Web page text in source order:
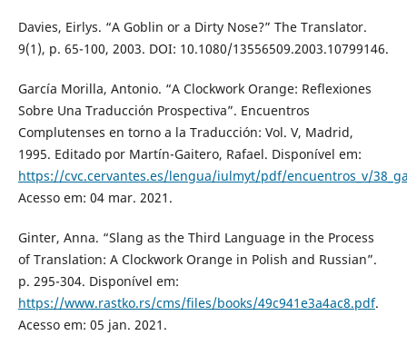
Davies, Eirlys. “A Goblin or a Dirty Nose?” The Translator.
9(1), p. 65-100, 2003. DOI: 10.1080/13556509.2003.10799146.
García Morilla, Antonio. “A Clockwork Orange: Reflexiones
Sobre Una Traducción Prospectiva”. Encuentros
Complutenses en torno a la Traducción: Vol. V, Madrid,
1995. Editado por Martín-Gaitero, Rafael. Disponível em:
https://cvc.cervantes.es/lengua/iulmyt/pdf/encuentros_v/
Acesso em: 04 mar. 2021.
Ginter, Anna. “Slang as the Third Language in the Process
of Translation: A Clockwork Orange in Polish and Russian”.
p. 295-304. Disponível em:
https://www.rastko.rs/cms/files/books/49c941e3a4ac8.pdf.
Acesso em: 05 jan. 2021.